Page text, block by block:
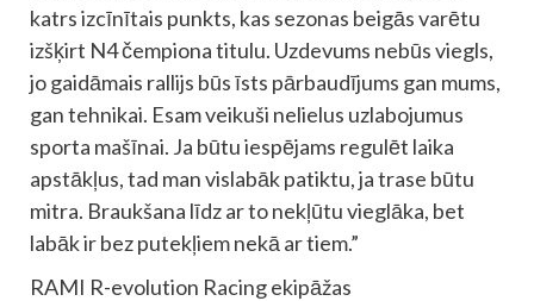
katrs izcīnītais punkts, kas sezonas beigās varētu
izšķirt N4 čempiona titulu. Uzdevums nebūs viegls,
jo gaidāmais rallijs būs īsts pārbaudījums gan mums,
gan tehnikai. Esam veikuši nelielus uzlabojumus
sporta mašīnai. Ja būtu iespējams regulēt laika
apstākļus, tad man vislabāk patiktu, ja trase būtu
mitra. Braukšana līdz ar to nekļūtu vieglāka, bet
labāk ir bez putekļiem nekā ar tiem.”
RAMI R-evolution Racing ekipāžas